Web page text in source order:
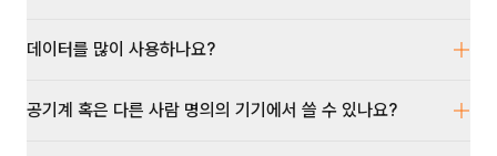
데이터를 많이 사용하나요?
공기계 혹은 다른 사람 명의의 기기에서 쓸 수 있나요?